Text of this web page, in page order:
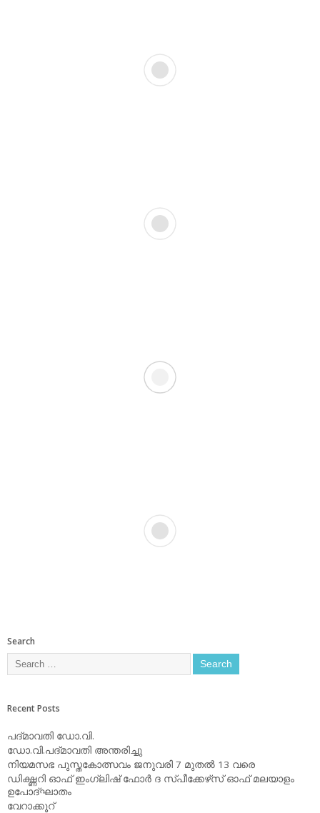
Search
Recent Posts
പദ്മാവതി ഡോ.വി.
ഡോ.വി.പദ്മാവതി അന്തരിച്ചു
നിയമസഭ പുസ്തകോത്സവം ജനുവരി 7 മുതല്‍ 13 വരെ
ഡിക്ഷ്ണറി ഓഫ് ഇംഗ്ലിഷ് ഫോര്‍ ദ സ്പീക്കേഴ്‌സ് ഓഫ് മലയാളം
ഉപോദ്ഘാതം
വേറാക്കൂറ്